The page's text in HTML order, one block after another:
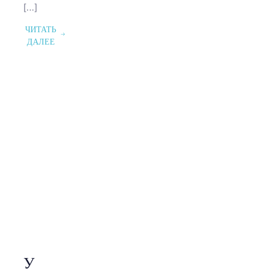
[…]
ЧИТАТЬ
ДАЛЕЕ
У